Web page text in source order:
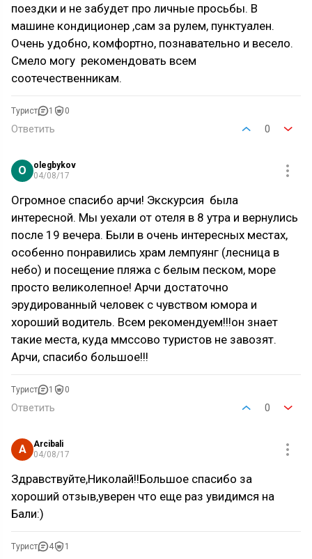
поездки и не забудет про личные просьбы. В
машине кондиционер ,сам за рулем, пунктуален.
Очень удобно, комфортно, познавательно и весело.
Смело могу рекомендовать всем
соотечественникам.
Турист 1 0
Ответить 0
O
olegbykov
04/08/17
Огромное спасибо арчи! Экскурсия была
интересной. Мы уехали от отеля в 8 утра и вернулись
после 19 вечера. Были в очень интересных местах,
особенно понравились храм лемпуянг (лесница в
небо) и посещение пляжа с белым песком, море
просто великолепное! Арчи достаточно
эрудированный человек с чувством юмора и
хороший водитель. Всем рекомендуем!!!он знает
такие места, куда ммссово туристов не завозят.
Арчи, спасибо большое!!!
Турист 1 0
Ответить 0
A
Arcibali
04/08/17
Здравствуйте,Николай!!Большое спасибо за
хороший отзыв,уверен что еще раз увидимся на
Бали:)
Турист 4 1